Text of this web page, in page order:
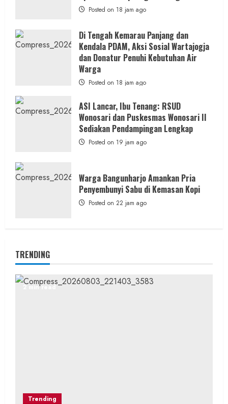
Posted on 18 jam ago
Di Tengah Kemarau Panjang dan
Kendala PDAM, Aksi Sosial Wartajogja
dan Donatur Penuhi Kebutuhan Air
Warga
Posted on 18 jam ago
ASI Lancar, Ibu Tenang: RSUD
Wonosari dan Puskesmas Wonosari II
Sediakan Pendampingan Lengkap
Posted on 19 jam ago
Warga Bangunharjo Amankan Pria
Penyembunyi Sabu di Kemasan Kopi
Posted on 22 jam ago
TRENDING
2 min read
Trending